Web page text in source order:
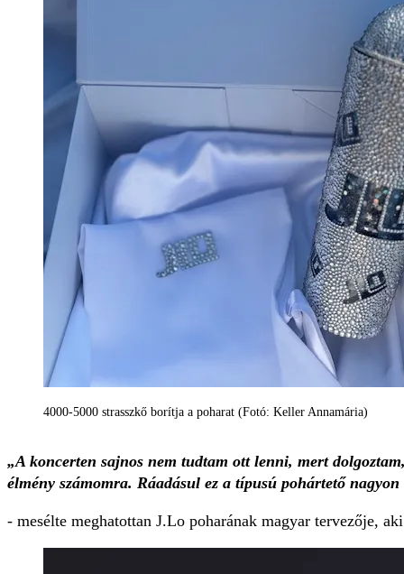
4000-5000 strasszkő borítja a poharat (Fotó: Keller Annamária)
„A koncerten sajnos nem tudtam ott lenni, mert
élmény számomra. Ráadásul ez a típusú pohártető
- mesélte meghatottan J.Lo poharának magyar tervezője,